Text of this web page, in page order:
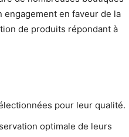
engagement en faveur de la
de produits répondant à
pour leur qualité.
optimale de leurs